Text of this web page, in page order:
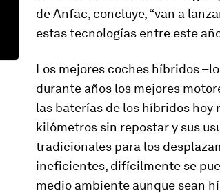
de Anfac, concluye, “van a
estas tecnologías entre este
Los mejores coches híbridos
durante años los mejores
las baterías de los híbridos hoy
kilómetros sin repostar y sus
tradicionales para los
ineficientes, difícilmente se
medio ambiente aunque sean